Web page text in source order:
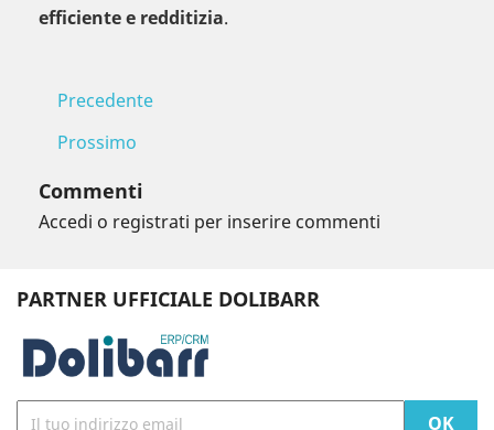
efficiente e redditizia.
Precedente
Prossimo
Commenti
Accedi o registrati per inserire commenti
PARTNER UFFICIALE DOLIBARR